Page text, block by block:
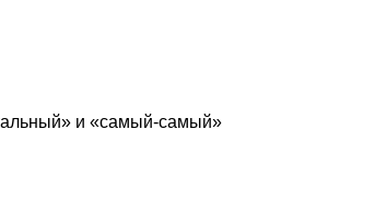
и «самый-самый»